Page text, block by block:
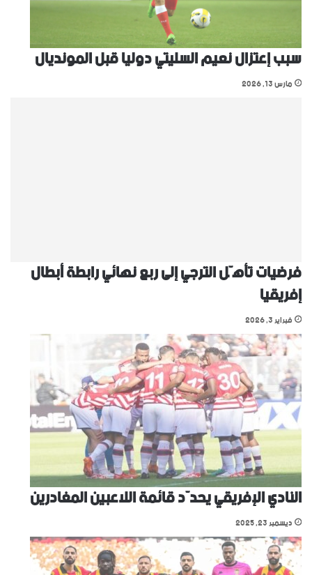
سبب إعتزال نعيم السليتي دوليا قبل المونديال
مارس 13, 2026
فرضيات تأهّل الترجي إلى ربع نهائي رابطة أبطال
إفريقيا
فبراير 3, 2026
النادي الإفريقي يحدّد قائمة اللاعبين المغادرين
ديسمبر 23, 2025